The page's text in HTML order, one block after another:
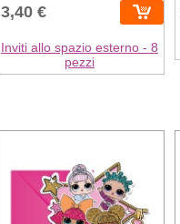
3,40 €
Inviti allo spazio esterno - 8
pezzi